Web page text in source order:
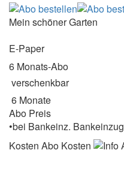
Mein schöner Garten
E-Paper
6 Monats-Abo
verschenkbar
6 Monate
Abo Preis
•bei Bankeinz. Bankeinzug
Kosten Abo Kosten